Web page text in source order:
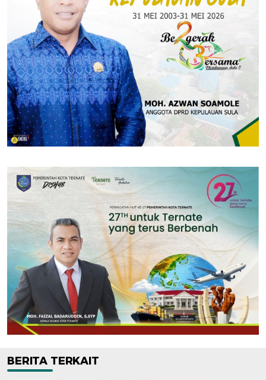
BERITA TERKAIT